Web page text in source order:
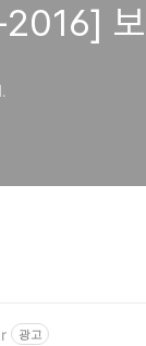
2016]
광고